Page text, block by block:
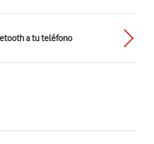
a tu teléfono